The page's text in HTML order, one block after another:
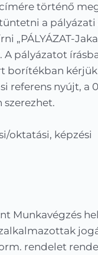
történő
a
„PÁLYÁZAT-
pályázatot
borítékban
nyújt, a
oktatási, képzési
Munkavégzés
rendelet